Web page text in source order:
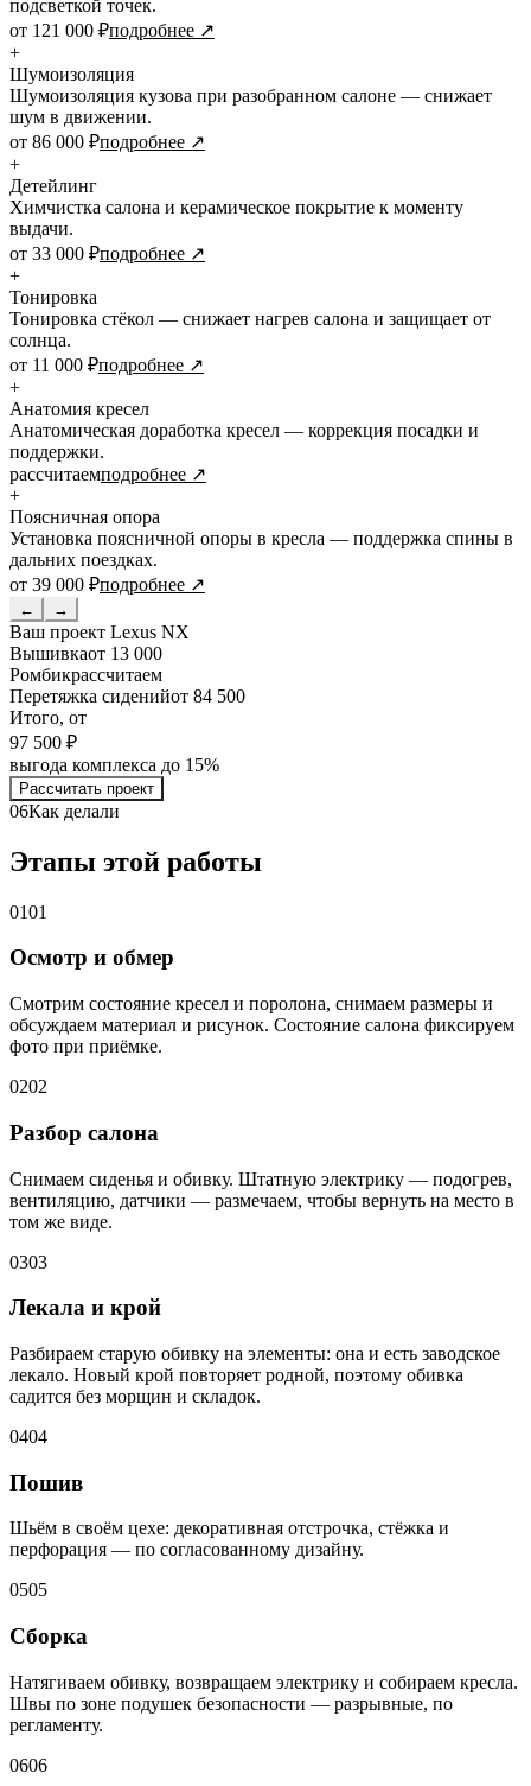
подсветкой точек.
от 121 000 ₽подробнее ↗
+
Шумоизоляция
Шумоизоляция кузова при разобранном салоне — снижает
шум в движении.
от 86 000 ₽подробнее ↗
+
Детейлинг
Химчистка салона и керамическое покрытие к моменту
выдачи.
от 33 000 ₽подробнее ↗
+
Тонировка
Тонировка стёкол — снижает нагрев салона и защищает от
солнца.
от 11 000 ₽подробнее ↗
+
Анатомия кресел
Анатомическая доработка кресел — коррекция посадки и
поддержки.
рассчитаемподробнее ↗
+
Поясничная опора
Установка поясничной опоры в кресла — поддержка спины в
дальних поездках.
от 39 000 ₽подробнее ↗
← →
Ваш проект Lexus NX
Вышивкаот 13 000
Ромбикрассчитаем
Перетяжка сиденийот 84 500
Итого, от
97 500 ₽
выгода комплекса до 15%
Рассчитать проект
06Как делали
Этапы этой работы
0101
Осмотр и обмер
Смотрим состояние кресел и поролона, снимаем размеры и
обсуждаем материал и рисунок. Состояние салона фиксируем
фото при приёмке.
0202
Разбор салона
Снимаем сиденья и обивку. Штатную электрику — подогрев,
вентиляцию, датчики — размечаем, чтобы вернуть на место в
том же виде.
0303
Лекала и крой
Разбираем старую обивку на элементы: она и есть заводское
лекало. Новый крой повторяет родной, поэтому обивка
садится без морщин и складок.
0404
Пошив
Шьём в своём цехе: декоративная отстрочка, стёжка и
перфорация — по согласованному дизайну.
0505
Сборка
Натягиваем обивку, возвращаем электрику и собираем кресла.
Швы по зоне подушек безопасности — разрывные, по
регламенту.
0606